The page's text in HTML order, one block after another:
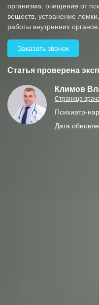
организма: очищение от
веществ, устранение
работы внутренних органов.
Заказать звонок
Статья проверена
Климов
Страница
Психиатр-
Дата